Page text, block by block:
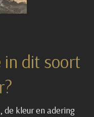
in dit soort
de kleur en adering